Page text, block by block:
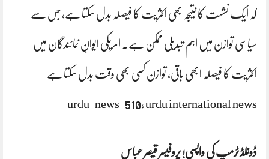
کہ ایک نشست کا نتیجہ بھی اکثریت کا فیصلہ بدل سکتا ہے، جس سے
سیاسی توازن میں اہم تبدیلی ممکن ہے۔ امریکی ایوانِ نمائندگان میں
اکثریت کا فیصلہ ابھی باقی، توازن کسی بھی وقت بدل سکتا ہے
urdu-news-510، urdu international news
ڈونلڈ ٹرمپ کی واپسی! پروفیسر قیصر عباس